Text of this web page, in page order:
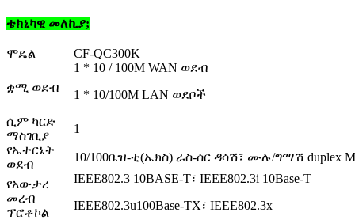
ቴክኒካዊ መለኪያ;
ሞዴል CF-QC300K
ቋሚ ወደብ
1 * 10 / 100M WAN ወደብ
1 * 10/100M LAN ወደቦች
ሲም ካርድ
ማስገቢያ
1
የኤተርኔት
ወደብ
10/100ቤዝ-ቲ(ኤክስ) ራስ-ሰር ዳሳሽ፣ ሙሉ/ግማሽ duplex
የአውታረ
መረብ
ፕሮቶኮል
IEEE802.3 10BASE-T፣ IEEE802.3i 10Base-T
IEEE802.3u100Base-TX፣ IEEE802.3x